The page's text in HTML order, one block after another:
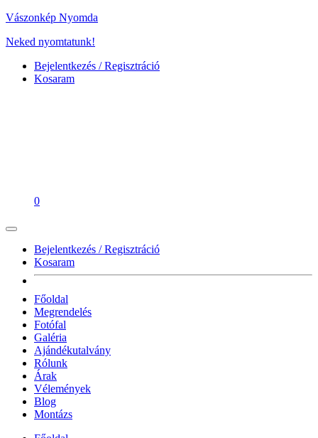
Vászonkép Nyomda
Neked nyomtatunk!
Bejelentkezés / Regisztráció
Kosaram
0
Bejelentkezés / Regisztráció
Kosaram
Főoldal
Megrendelés
Fotófal
Galéria
Ajándékutalvány
Rólunk
Árak
Vélemények
Blog
Montázs